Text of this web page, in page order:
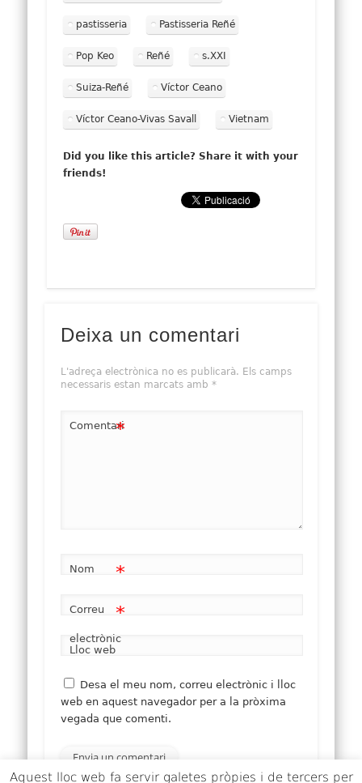
pastisseria Pastisseria Reñé
Pop Keo Reñé s.XXI
Suiza-Reñé Víctor Ceano
Víctor Ceano-Vivas Savall Vietnam
Did you like this article? Share it with your
friends!
Deixa un comentari
L'adreça electrònica no es publicarà. Els camps
necessaris estan marcats amb *
Comentari
*
Nom *
Correu
electrònic
*
Lloc web
Desa el meu nom, correu electrònic i lloc
web en aquest navegador per a la pròxima
vegada que comenti.
Aquest lloc web fa servir galetes pròpies i de tercers per